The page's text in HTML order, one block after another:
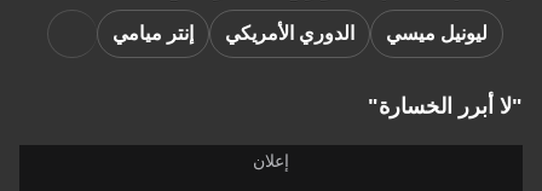
ليونيل ميسي الدوري الأمريكي إنتر ميامي
"لا أبرر الخسارة"